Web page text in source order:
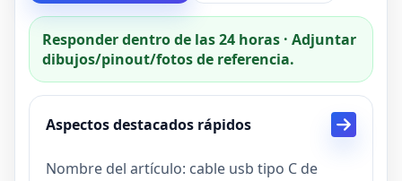
Responder dentro de las 24 horas · Adjuntar
dibujos/pinout/fotos de referencia.
Aspectos destacados rápidos
Nombre del artículo: cable usb tipo C de